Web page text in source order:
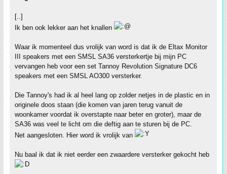
[..]
Ik ben ook lekker aan het knallen
Waar ik momenteel dus vrolijk van word is dat ik de Eltax Monitor
III speakers met een SMSL SA36 versterkertje bij mijn PC
vervangen heb voor een set Tannoy Revolution Signature DC6
speakers met een SMSL AO300 versterker.
Die Tannoy's had ik al heel lang op zolder netjes in de plastic en in
originele doos staan (die komen van jaren terug vanuit de
woonkamer voordat ik overstapte naar beter en groter), maar de
SA36 was veel te licht om die deftig aan te sturen bij de PC.
Net aangesloten. Hier word ik vrolijk van
Nu baal ik dat ik niet eerder een zwaardere versterker gekocht heb